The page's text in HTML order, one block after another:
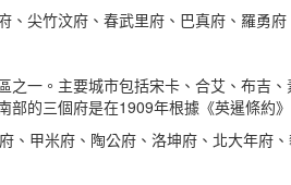
、尖竹汶府、春武里府、巴真府、羅勇
之一。主要城市包括宋卡、合艾、布吉
部的三個府是在1909年根據《英暹條約
、甲米府、陶公府、洛坤府、北大年府